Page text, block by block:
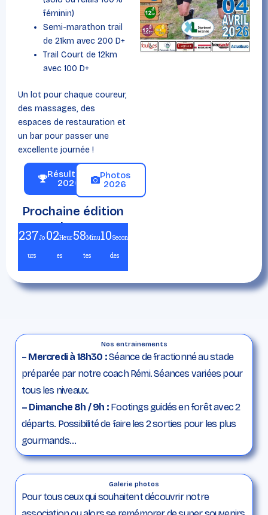
féminin)
Semi-marathon trail
de 21km avec 200 D+
Trail Court de 12km
avec 100 D+
Un lot pour chaque coureur,
des massages, des
espaces de restauration et
un bar pour passer une
excellente journée !
Résultats
2026
Photos
2026
Prochaine édition
dans :
237Jo
urs
02Heur
es
58Minu
tes
10Secon
des
Nos entrainements
– Mercredi à 18h30 :Séance de fractionné au stade
préparée par notre coach Rémi. Séances variées pour
tous les niveaux.
– Dimanche 8h / 9h : Footings guidés en forêt avec 2
départs. Possibilité de faire les 2 sorties pour les plus
gourmands…
Galerie photos
Pour tous ceux qui souhaitent découvrir notre